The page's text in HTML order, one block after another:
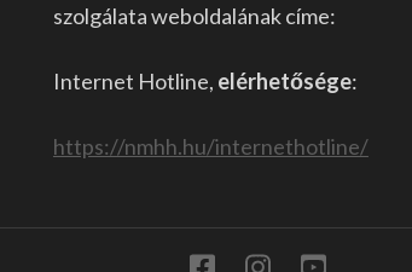
szolgálata weboldalának címe:
Internet Hotline, elérhetősége:
https://nmhh.hu/internethotline/